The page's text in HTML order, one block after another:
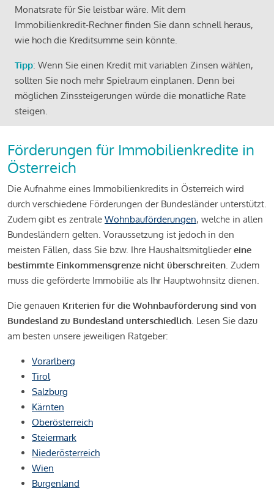
Monatsrate für Sie leistbar wäre. Mit dem
Immobilienkredit-Rechner finden Sie dann schnell heraus,
wie hoch die Kreditsumme sein könnte.
Tipp: Wenn Sie einen Kredit mit variablen Zinsen wählen,
sollten Sie noch mehr Spielraum einplanen. Denn bei
möglichen Zinssteigerungen würde die monatliche Rate
steigen.
Förderungen für Immobilienkredite in
Österreich
Die Aufnahme eines Immobilienkredits in Österreich wird
durch verschiedene Förderungen der Bundesländer unterstützt.
Zudem gibt es zentrale Wohnbauförderungen, welche in allen
Bundesländern gelten. Voraussetzung ist jedoch in den
meisten Fällen, dass Sie bzw. Ihre Haushaltsmitgliedereine
bestimmte Einkommensgrenze nicht überschreiten. Zudem
muss die geförderte Immobilie als Ihr Hauptwohnsitz dienen.
Die genauen Kriterien für die Wohnbauförderung sind von
Bundesland zu Bundesland unterschiedlich. Lesen Sie dazu
am besten unsere jeweiligen Ratgeber:
Vorarlberg
Tirol
Salzburg
Kärnten
Oberösterreich
Steiermark
Niederösterreich
Wien
Burgenland